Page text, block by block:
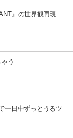
』の世界観再現
う
一日中ずっとうるツ